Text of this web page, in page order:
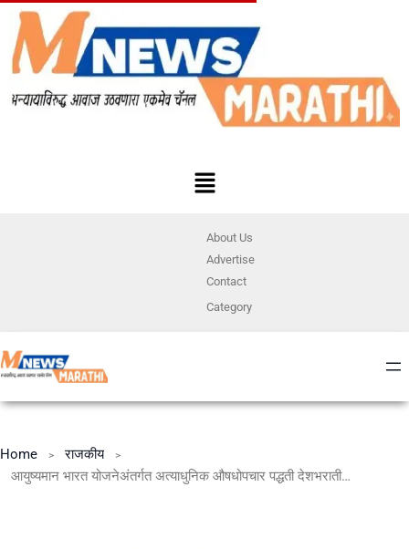
About Us
Advertise
Contact
Category
Home
राजकीय
आयुष्यमान भारत योजनेअंतर्गत अत्याधुनिक औषधोपचार पद्धती देशभरातील प्रत्येक नागरिकापर्यंत पोहोचवली जात आहे- केंद्रीय आरोग्य आणि कुटुंब कल्याण राज्यमंत्री डॉ . भारती पवार